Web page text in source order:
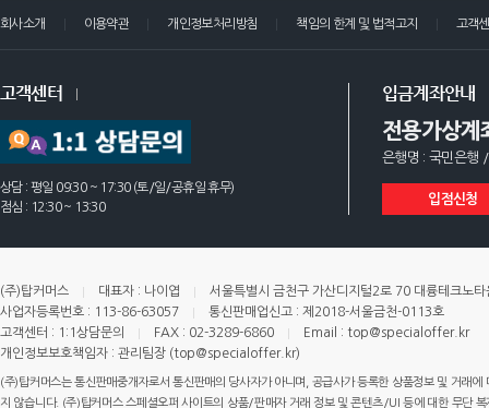
회사소개 이용약관 개인정보처리방침 책임의 한계 및 법적고지 고객
고객센터
상담 : 평일 09:30 ~ 17:30 (토/일/공휴일 휴무)
점심 : 12:30 ~ 13:30
입금계좌안내
전용가상계
은행명 : 국민은행
입점신청
(주)탑커머스 대표자 : 나이엽
서울특별시 금천구 가산디지털2로 70 대륭테크노
사업자등록번호 : 113-86-63057
통신판매업신고 : 제2018-서울금천-0113호
고객센터 : 1:1상담문의
FAX : 02-3289-6860
Email : top@specialoffer.kr
개인정보보호책임자 : 관리팀장 (top@specialoffer.kr)
(주)탑커머스는 통신판매중개자로서 통신판매의 당사자가 아니며, 공급사가 등록한 상품정보 및 거래
지 않습니다. (주)탑커머스 스페셜오퍼 사이트의 상품/판매자 거래 정보 및 콘텐츠/UI 등에 대한 무단